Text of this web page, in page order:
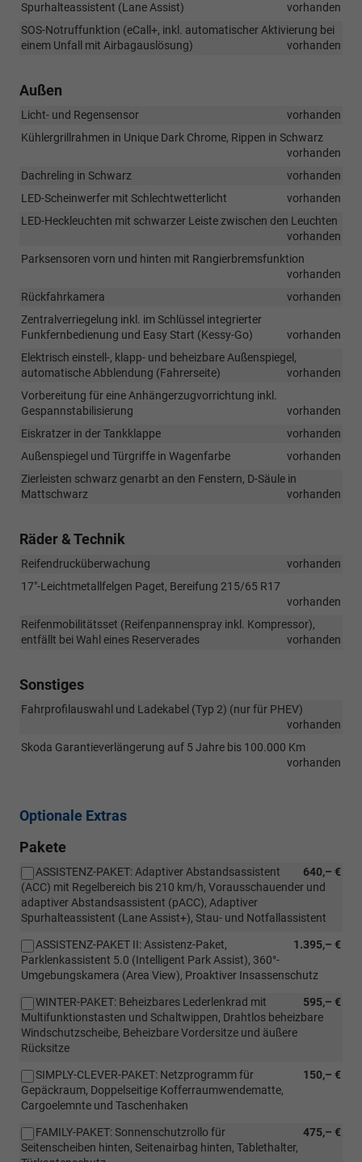
Spurhalteassistent (Lane Assist)
vorhanden
SOS-Notruffunktion (eCall+, inkl. automatischer Aktivierung bei
einem Unfall mit Airbagauslösung)
vorhanden
Außen
Licht- und Regensensor
vorhanden
Kühlergrillrahmen in Unique Dark Chrome, Rippen in Schwarz
vorhanden
Dachreling in Schwarz
vorhanden
LED-Scheinwerfer mit Schlechtwetterlicht
vorhanden
LED-Heckleuchten mit schwarzer Leiste zwischen den Leuchten
vorhanden
Parksensoren vorn und hinten mit Rangierbremsfunktion
vorhanden
Rückfahrkamera
vorhanden
Zentralverriegelung inkl. im Schlüssel integrierter
Funkfernbedienung und Easy Start (Kessy-Go)
vorhanden
Elektrisch einstell-, klapp- und beheizbare Außenspiegel,
automatische Abblendung (Fahrerseite)
vorhanden
Vorbereitung für eine Anhängerzugvorrichtung inkl.
Gespannstabilisierung
vorhanden
Eiskratzer in der Tankklappe
vorhanden
Außenspiegel und Türgriffe in Wagenfarbe
vorhanden
Zierleisten schwarz genarbt an den Fenstern, D-Säule in
Mattschwarz
vorhanden
Räder & Technik
Reifendrucküberwachung
vorhanden
17"-Leichtmetallfelgen Paget, Bereifung 215/65 R17
vorhanden
Reifenmobilitätsset (Reifenpannenspray inkl. Kompressor),
entfällt bei Wahl eines Reserverades
vorhanden
Sonstiges
Fahrprofilauswahl und Ladekabel (Typ 2) (nur für PHEV)
vorhanden
Skoda Garantieverlängerung auf 5 Jahre bis 100.000 Km
vorhanden
Optionale Extras
Pakete
640,– €
ASSISTENZ-PAKET: Adaptiver Abstandsassistent
(ACC) mit Regelbereich bis 210 km/h, Vorausschauender und
adaptiver Abstandsassistent (pACC), Adaptiver
Spurhalteassistent (Lane Assist+), Stau- und Notfallassistent
1.395,– €
ASSISTENZ-PAKET II: Assistenz-Paket,
Parklenkassistent 5.0 (Intelligent Park Assist), 360°-
Umgebungskamera (Area View), Proaktiver Insassenschutz
595,– €
WINTER-PAKET: Beheizbares Lederlenkrad mit
Multifunktionstasten und Schaltwippen, Drahtlos beheizbare
Windschutzscheibe, Beheizbare Vordersitze und äußere
Rücksitze
150,– €
SIMPLY-CLEVER-PAKET: Netzprogramm für
Gepäckraum, Doppelseitige Kofferraumwendematte,
Cargoelemnte und Taschenhaken
475,– €
FAMILY-PAKET: Sonnenschutzrollo für
Seitenscheiben hinten, Seitenairbag hinten, Tablethalter,